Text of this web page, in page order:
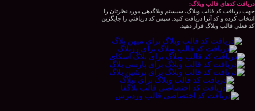
دریافت کدهای قالب وبلاگ:
جهت دريافت كد قالب وبلاگ، سيستم وبلاگدهی مورد نظرتان را
انتخاب كرده و كد آنرا دريافت كنيد. سپس كد دريافتي را جايگزين
كد فعلي قالب وبلاگ قرار دهيد.